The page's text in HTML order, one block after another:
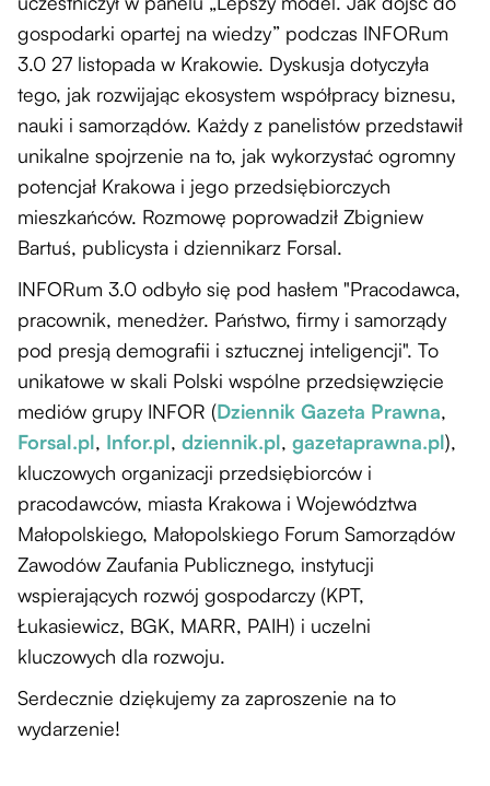
gospodarki opartej na wiedzy” podczas INFORum
3.0 27 listopada w Krakowie. Dyskusja dotyczyła
tego, jak rozwijając ekosystem współpracy biznesu,
nauki i samorządów. Każdy z panelistów przedstawił
unikalne spojrzenie na to, jak wykorzystać ogromny
potencjał Krakowa i jego przedsiębiorczych
mieszkańców. Rozmowę poprowadził Zbigniew
Bartuś, publicysta i dziennikarz Forsal.
INFORum 3.0 odbyło się pod hasłem "Pracodawca,
pracownik, menedżer. Państwo, firmy i samorządy
pod presją demografii i sztucznej inteligencji". To
unikatowe w skali Polski wspólne przedsięwzięcie
mediów grupy INFOR (Dziennik Gazeta Prawna,
Forsal.pl, Infor.pl, dziennik.pl, gazetaprawna.pl),
kluczowych organizacji przedsiębiorców i
pracodawców, miasta Krakowa i Województwa
Małopolskiego, Małopolskiego Forum Samorządów
Zawodów Zaufania Publicznego, instytucji
wspierających rozwój gospodarczy (KPT,
Łukasiewicz, BGK, MARR, PAIH) i uczelni
kluczowych dla rozwoju.
Serdecznie dziękujemy za zaproszenie na to
wydarzenie!